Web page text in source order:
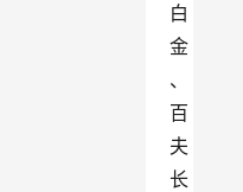
白
金
、
百
夫
长